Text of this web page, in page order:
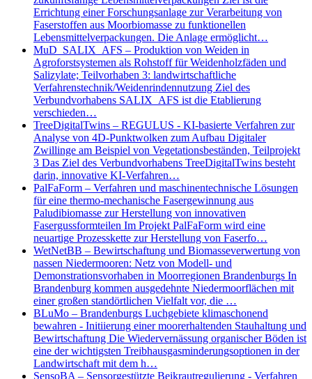
Errichtung einer Forschungsanlage zur Verarbeitung von
Faserstoffen aus Moorbiomasse zu funktionellen
Lebensmittelverpackungen. Die Anlage ermöglicht…
MuD_SALIX_AFS – Produktion von Weiden in
Agroforstsystemen als Rohstoff für Weidenholzfäden und
Salizylate; Teilvorhaben 3: landwirtschaftliche
Verfahrenstechnik/Weidenrindennutzung Ziel des
Verbundvorhabens SALIX_AFS ist die Etablierung
verschieden…
TreeDigitalTwins – REGULUS - KI-basierte Verfahren zur
Analyse von 4D-Punktwolken zum Aufbau Digitaler
Zwillinge am Beispiel von Vegetationsbeständen, Teilprojekt
3 Das Ziel des Verbundvorhabens TreeDigitalTwins besteht
darin, innovative KI-Verfahren…
PalFaForm – Verfahren und maschinentechnische Lösungen
für eine thermo-mechanische Fasergewinnung aus
Paludibiomasse zur Herstellung von innovativen
Fasergussformteilen Im Projekt PalFaForm wird eine
neuartige Prozesskette zur Herstellung von Faserfo…
WetNetBB – Bewirtschaftung und Biomasseverwertung von
nassen Niedermooren: Netz von Modell- und
Demonstrationsvorhaben in Moorregionen Brandenburgs In
Brandenburg kommen ausgedehnte Niedermoorflächen mit
einer großen standörtlichen Vielfalt vor, die …
BLuMo – Brandenburgs Luchgebiete klimaschonend
bewahren - Initiierung einer moorerhaltenden Stauhaltung und
Bewirtschaftung Die Wiedervernässung organischer Böden ist
eine der wichtigsten Treibhausgasminderungsoptionen in der
Landwirtschaft mit dem h…
SensoBA – Sensorgestützte Beikrautregulierung - Verfahren